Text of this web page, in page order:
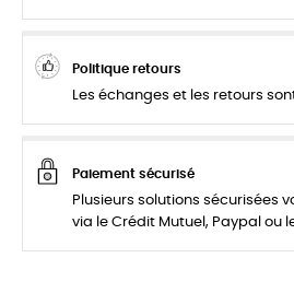
Politique retours
Les échanges et les retours
Paiement sécurisé
Plusieurs solutions sécurisées
via le Crédit Mutuel, Paypal ou